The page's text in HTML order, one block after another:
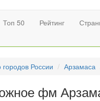
Топ 50 Рейтинг
России Арзамаса
фм